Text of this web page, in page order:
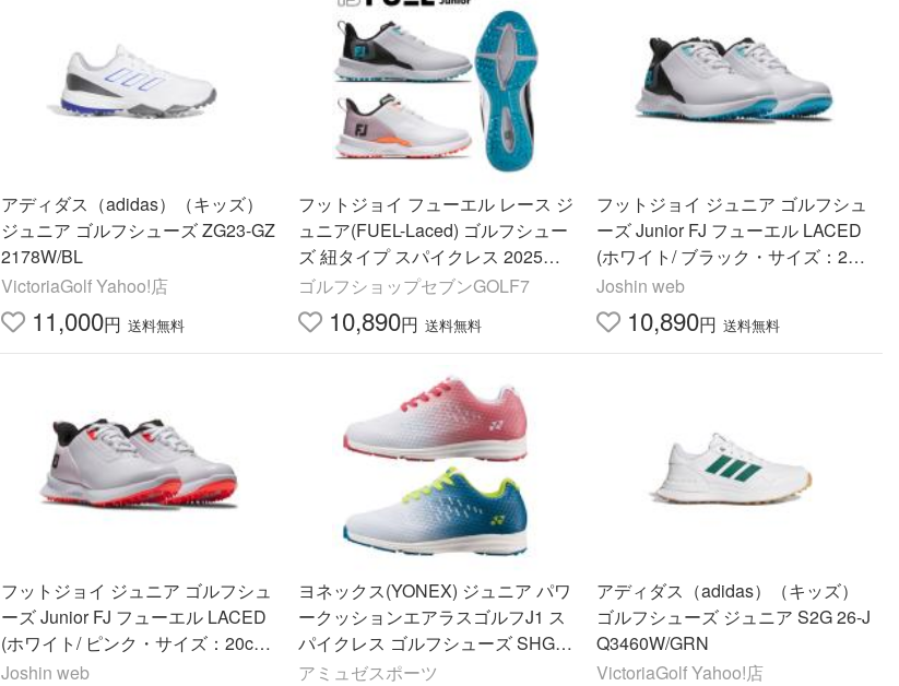
アディダス（adidas）（キッズ）
ジュニア ゴルフシューズ ZG23-GZ
2178W/BL
VictoriaGolf Yahoo!店
11,000円 送料無料
フットジョイ フューエル レース ジ
ュニア(FUEL-Laced) ゴルフシュー
ズ 紐タイプ スパイクレス 2025年
モデル
ゴルフショップセブンGOLF7
10,890円 送料無料
フットジョイ ジュニア ゴルフシュ
ーズ Junior FJ フューエル LACED
(ホワイト/ ブラック・サイズ：20c
m) 返品種別A
Joshin web
10,890円 送料無料
フットジョイ ジュニア ゴルフシュ
ーズ Junior FJ フューエル LACED
(ホワイト/ ピンク・サイズ：20cm)
返品種別A
Joshin web
ヨネックス(YONEX) ジュニア パワ
ークッションエアラスゴルフJ1 ス
パイクレス ゴルフシューズ SHG-A
RJ1(21y2m)
アミュゼスポーツ
アディダス（adidas）（キッズ）
ゴルフシューズ ジュニア S2G 26-J
Q3460W/GRN
VictoriaGolf Yahoo!店